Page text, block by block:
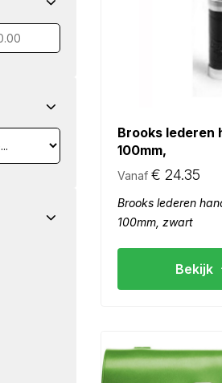
Brooks lederen
100mm,
Vanaf € 24.35
Brooks lederen
100mm, zwart
Bekijk